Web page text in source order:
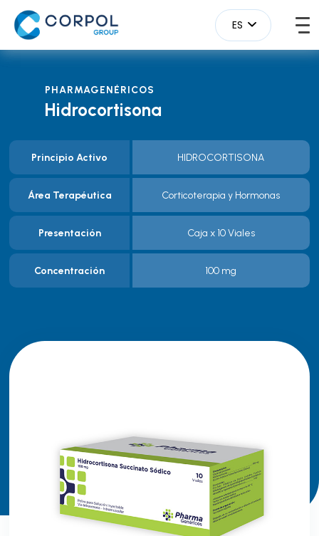
ES
PHARMAGENÉRICOS
Hidrocortisona
Principio Activo HIDROCORTISONA
Área Terapéutica Corticoterapia y Hormonas
Presentación Caja x 10 Viales
Concentración 100 mg